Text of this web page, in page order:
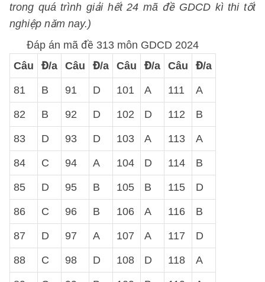
trong quá trình giải hết 24 mã đề GDCD kì thi tốt
nghiệp năm nay.)
Đáp án mã đề 313 môn GDCD 2024
Câu
Đ/a Câu Đ/a Câu Đ/a Câu Đ/a
81 B 91 D 101 A 111 A
82 B 92 D 102 D 112 B
83 D 93 D 103 A 113 A
84 C 94 A 104 D 114 B
85 D 95 B 105 B 115 D
86 C 96 B 106 A 116 B
87 D 97 A 107 A 117 D
88 C 98 D 108 D 118 A